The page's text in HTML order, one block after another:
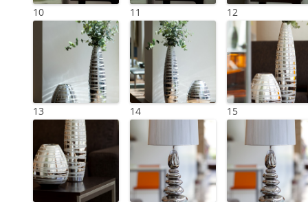
10 11 12
13 14 15